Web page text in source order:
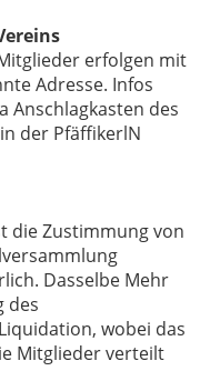
erfolgen mit
Adresse. Infos
Anschlagkasten des
der PfäffikerlN
die Zustimmung von
Dasselbe Mehr
des
wobei das
Mitglieder verteilt